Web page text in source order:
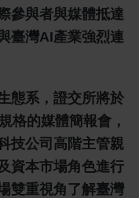
參與者與媒體抵達
臺灣AI產業強烈連
態系，證交所將於
格的媒體簡報會，
技公司高階主管親
資本市場角色進行
雙重視角了解臺灣